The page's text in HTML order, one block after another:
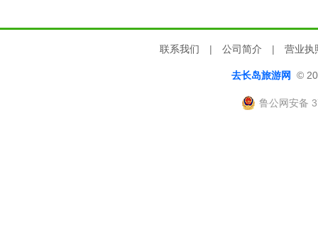
联系我们 | 公司简介 | 营业执
去长岛旅游网 ©
鲁公网安备